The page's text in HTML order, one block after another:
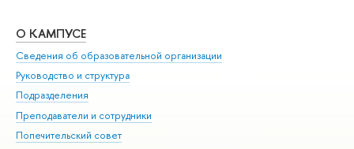
О КАМПУСЕ
Сведения об образовательной организации
Руководство и структура
Подразделения
Преподаватели и сотрудники
Попечительский совет